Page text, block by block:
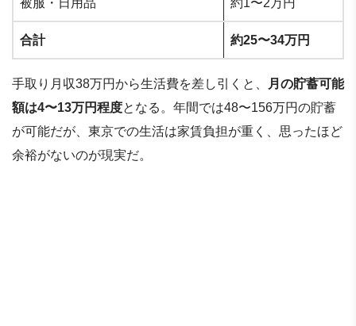
被服・日用品 約1〜2万円
合計 約25〜34万円
手取り月収38万円から生活費を差し引くと、
月の貯蓄可能
額は4〜13万円程度となる。年間では48〜156万円の貯蓄
が可能だが、東京での生活は家賃負担が重く、思ったほど
余裕がないのが現実だ。